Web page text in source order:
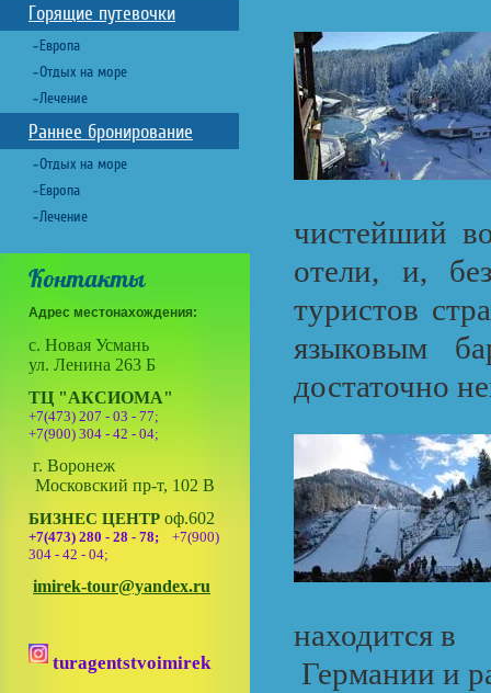
чистейший
отели, и,
туристов
языковым
достаточно
находится в
Германии и
Горящие путевочки
Европа
Отдых на море
Лечение
Раннее бронирование
Отдых на море
Европа
Лечение
Контакты
Адрес местонахождения:
с. Новая Усмань
ул. Ленина 263 Б
ТЦ "АКСИОМА"
+7(473) 207 - 03 - 77;
+7(900) 304 - 42 - 04;
г. Воронеж
Московский пр-т, 102 В
БИЗНЕС ЦЕНТР оф.602
+7(473) 280 - 28 - 78; +7(900)
304 - 42 - 04;
imirek-tour@yandex.ru
turagentstvoimirek